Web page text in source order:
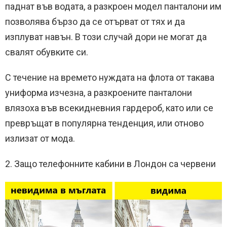
паднат във водата, а разкроен модел панталони им
позволява бързо да се отърват от тях и да
изплуват навън. В този случай дори не могат да
свалят обувките си.
С течение на времето нуждата на флота от такава
униформа изчезна, а разкроените панталони
влязоха във всекидневния гардероб, като или се
превръщат в популярна тенденция, или отново
излизат от мода.
2. Защо телефонните кабини в Лондон са червени